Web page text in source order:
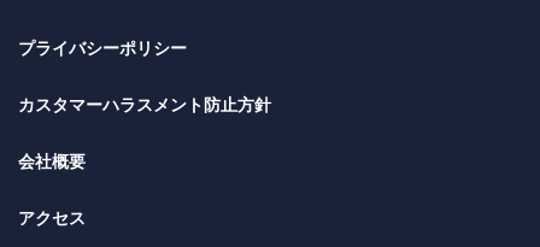
プライバシーポリシー
カスタマーハラスメント防止方針
会社概要
アクセス